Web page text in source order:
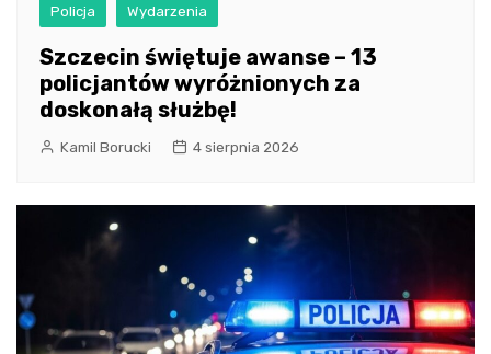
Policja Wydarzenia
Szczecin świętuje awanse – 13
policjantów wyróżnionych za
doskonałą służbę!
Kamil Borucki 4 sierpnia 2026